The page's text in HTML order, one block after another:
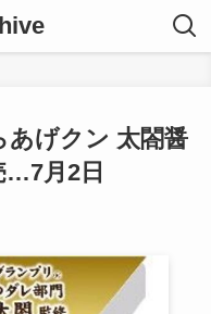
あげクン 太閤醤
…7月2日